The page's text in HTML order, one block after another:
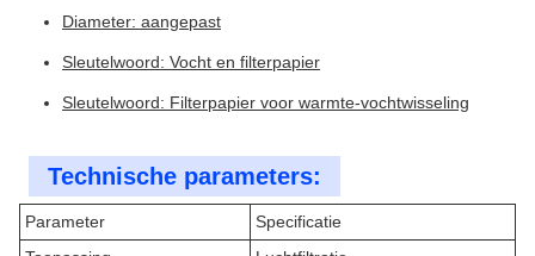
Diameter: aangepast
Sleutelwoord: Vocht en filterpapier
Sleutelwoord: Filterpapier voor warmte-vochtwisseling
Technische parameters:
Parameter
Specificatie